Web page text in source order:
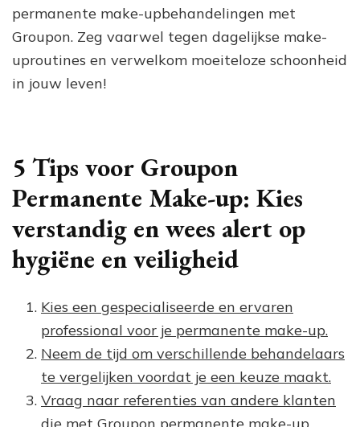
permanente make-upbehandelingen met
Groupon. Zeg vaarwel tegen dagelijkse make-
uproutines en verwelkom moeiteloze schoonheid
in jouw leven!
5 Tips voor Groupon
Permanente Make-up: Kies
verstandig en wees alert op
hygiëne en veiligheid
Kies een gespecialiseerde en ervaren
professional voor je permanente make-up.
Neem de tijd om verschillende behandelaars
te vergelijken voordat je een keuze maakt.
Vraag naar referenties van andere klanten